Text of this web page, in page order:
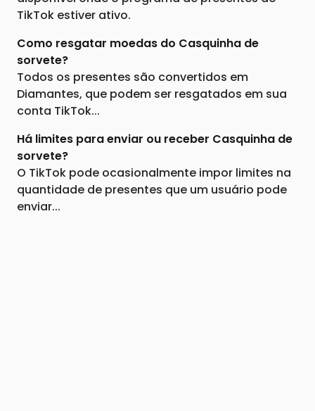
TikTok estiver ativo.
Como resgatar moedas do Casquinha de
sorvete?
Todos os presentes são convertidos em
Diamantes, que podem ser resgatados em sua
conta TikTok...
Há limites para enviar ou receber Casquinha de
sorvete?
O TikTok pode ocasionalmente impor limites na
quantidade de presentes que um usuário pode
enviar...